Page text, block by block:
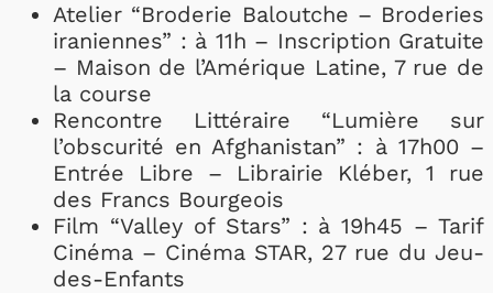
Atelier “Broderie Baloutche – Broderies
iraniennes” : à 11h – Inscription Gratuite
– Maison de l’Amérique Latine, 7 rue de
la course
Rencontre Littéraire “Lumière sur
l’obscurité en Afghanistan” : à 17h00 –
Entrée Libre – Librairie Kléber, 1 rue
des Francs Bourgeois
Film “Valley of Stars” : à 19h45 – Tarif
Cinéma – Cinéma STAR, 27 rue du Jeu-
des-Enfants